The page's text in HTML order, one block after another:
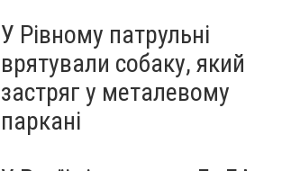
У Рівному патрульні
врятували собаку, який
застряг у металевому
паркані